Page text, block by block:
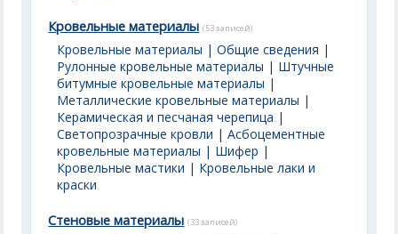
Кровельные материалы (53 записей)
Кровельные материалы | Общие сведения |
Рулонные кровельные материалы | Штучные
битумные кровельные материалы |
Металлические кровельные материалы |
Керамическая и песчаная черепица |
Светопрозрачные кровли |Асбоцементные
кровельные материалы | Шифер |
Кровельные мастики | Кровельные лаки и
краски
Стеновые материалы (33 записей)